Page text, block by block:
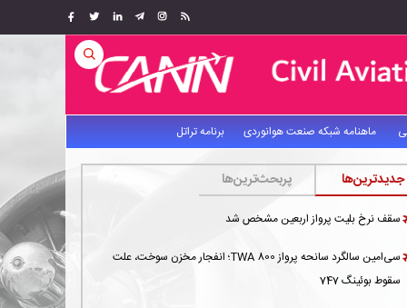
ماهنامه شبکه صنعت هوانوردی برنامه تراتل
جدیدترین‌ها پربحث‌ترین‌ها
سقف نرخ بلیت پرواز اربعین مشخص شد
سی‌امین سالگرد سانحه پرواز TWA 800؛ انفجار مخزن سوخت، علت
سقوط بوئینگ 747